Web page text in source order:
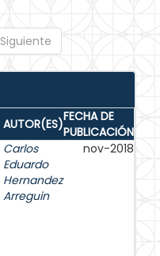
Siguiente
AUTOR(ES)FECHA DE
PUBLICACIÓN
Carlos
Eduardo
Hernandez
Arreguin
nov-2018